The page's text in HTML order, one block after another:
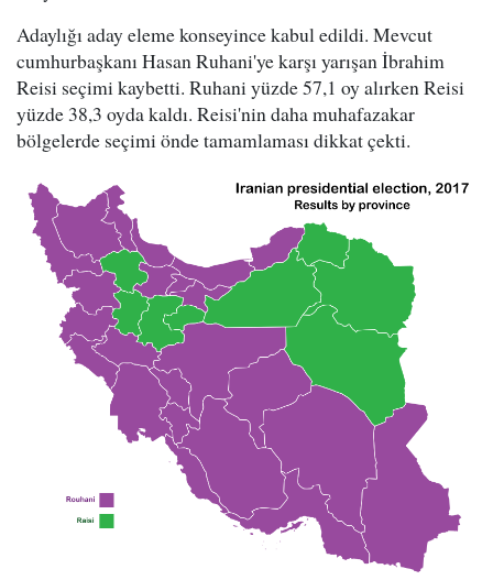
Adaylığı aday eleme konseyince kabul edildi. Mevcut
cumhurbaşkanı Hasan Ruhani'ye karşı yarışan İbrahim
Reisi seçimi kaybetti. Ruhani yüzde 57,1 oy alırken Reisi
yüzde 38,3 oyda kaldı. Reisi'nin daha muhafazakar
bölgelerde seçimi önde tamamlaması dikkat çekti.